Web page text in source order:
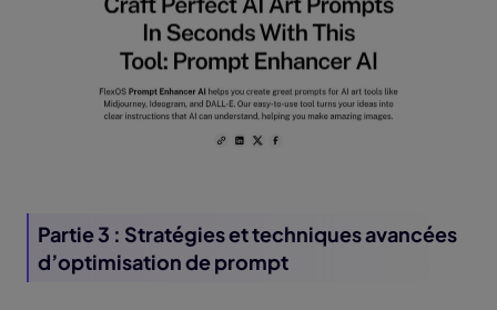
Partie 3 : Stratégies et techniques avancées
d’optimisation de prompt